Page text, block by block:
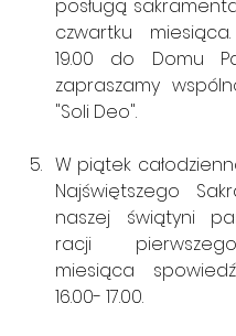
posługą
czwartku
19.00 do Domu
zapraszamy
"Soli Deo".
W piątek
Najświętszego
naszej świątyni
racji
miesiąca
16.00- 17.00.